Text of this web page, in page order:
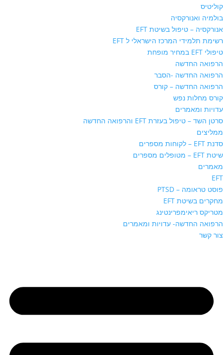
קוליטיס
בולמיה ואנורקסיה
אנורקסיה – טיפול בשיטת EFT
רשימת תלמידי המרכז הישראלי ל EFT
טיפולי EFT במחיר מופחת
הרפואה החדשה
הרפואה החדשה -הסבר
הרפואה החדשה – קורס
קורס מחלות נפש
עדויות ומאמרים
סרטן השד – טיפול בעזרת EFT והרפואה החדשה
ממליצים
סדנת EFT – לקוחות מספרים
שיטת EFT – מטופלים מספרים
מאמרים
EFT
פוסט טראומה – PTSD
מחקרים בשיטת EFT
מטריקס ריאימפרינטינג
הרפואה החדשה- עדויות ומאמרים
צור קשר